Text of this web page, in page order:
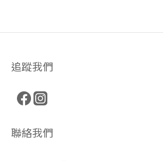
追蹤我們
聯絡我們